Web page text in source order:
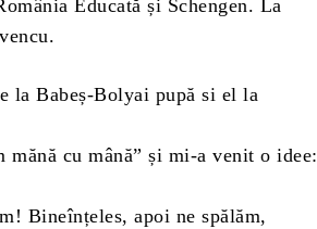
Educată și Schengen. La
la Babeș-Bolyai pupă si el la
cu mână” și mi-a venit o idee:
Bineînțeles, apoi ne spălăm,